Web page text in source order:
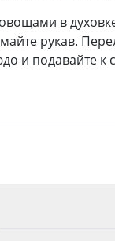
в
рукав.
и подавайте к